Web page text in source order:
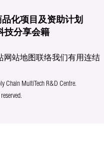
品化项目及资助计划
技分享会籍
网站地图联络我们有用连结
Chain MultiTech R&D Centre.